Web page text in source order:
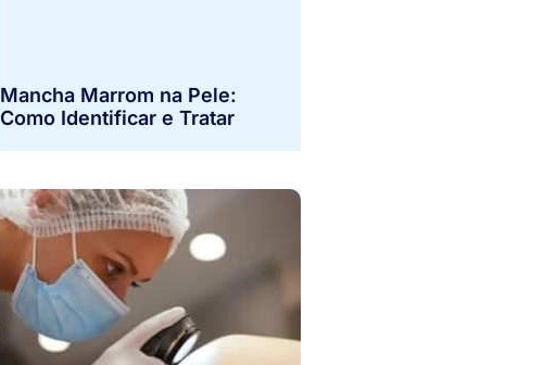
Mancha Marrom na Pele:
Como Identificar e Tratar